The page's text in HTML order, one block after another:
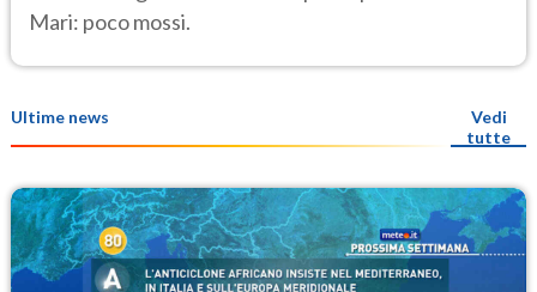
Mari: poco mossi.
Ultime news
Vedi
tutte